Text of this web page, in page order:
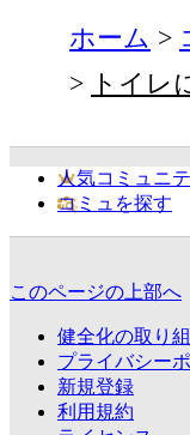
ホーム
トイレ
人気コミュニ
コミュを探す
このページの上部へ
健全化の取り
プライバシー
新規登録
利用規約